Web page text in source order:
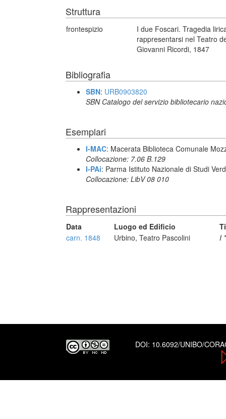
Struttura
frontespizio
I due Foscari. Tragedia
rappresentarsi nel Teatro
Giovanni Ricordi, 1847
Bibliografia
SBN: URB0903820
SBN Catalogo del servizio bibliotecario
Esemplari
I-MAC: Macerata Biblioteca Comunale
Collocazione: 7.06 B.129
I-PAi: Parma Istituto Nazionale di Studi
Collocazione: LibV 08 010
Rappresentazioni
Data Luogo ed Edificio
carn. 1848
Urbino, Teatro Pascolini I
DOI: 10.6092/UNIBO/